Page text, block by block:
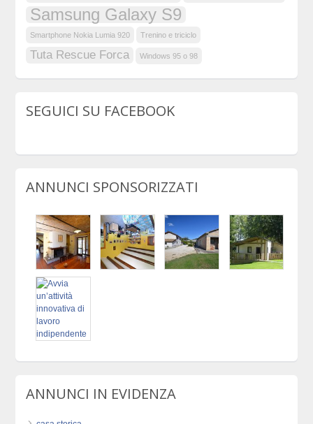
Samsung Galaxy S9
Smartphone Nokia Lumia 920 Trenino e triciclo
Tuta Rescue Forca Windows 95 o 98
SEGUICI SU FACEBOOK
ANNUNCI SPONSORIZZATI
ANNUNCI IN EVIDENZA